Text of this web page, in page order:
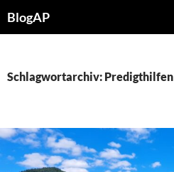
Inhalt
BlogAP
Schlagwortarchiv: Predigthilfen